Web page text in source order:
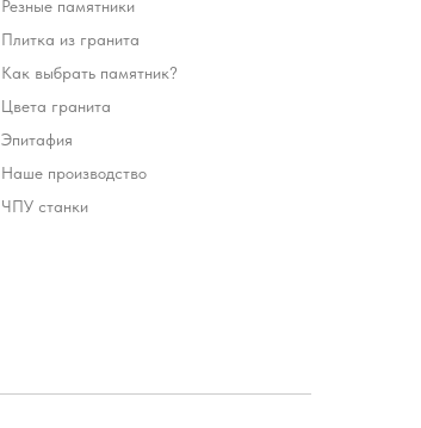
Резные памятники
Плитка из гранита
Как выбрать памятник?
Цвета гранита
Эпитафия
Наше производство
ЧПУ станки